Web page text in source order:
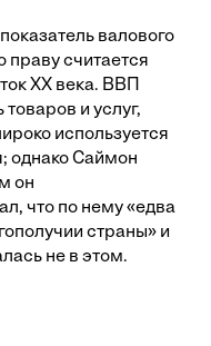
валового
праву считается
ХХ века. ВВП
и услуг,
используется
однако Саймон
он
что по нему «едва
страны» и
не в этом.